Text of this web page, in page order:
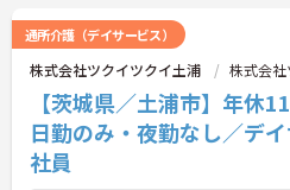
通所介護（デイサービス）
株式会社ツクイツクイ土浦 株式会社
【茨城県／土浦市】年休
日勤のみ・夜勤なし／デ
社員